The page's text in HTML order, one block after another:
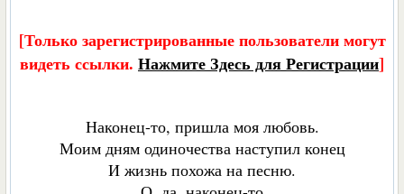
[Только зарегистрированные пользователи могут
видеть ссылки. Нажмите Здесь для Регистрации]
Наконец-то, пришла моя любовь.
Моим дням одиночества наступил конец
И жизнь похожа на песню.